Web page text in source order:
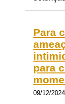
Para
para
09/12/2024